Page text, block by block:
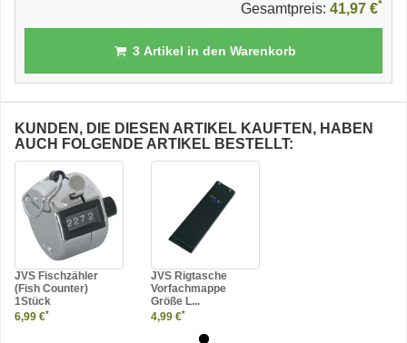
Gesamtpreis: 41,97 €*
3Artikel in den Warenkorb
KUNDEN, DIE DIESEN ARTIKEL KAUFTEN, HABEN
AUCH FOLGENDE ARTIKEL BESTELLT:
JVS Fischzähler
(Fish Counter)
1Stück
6,99 €*
JVS Rigtasche
Vorfachmappe
Größe L...
4,99 €*